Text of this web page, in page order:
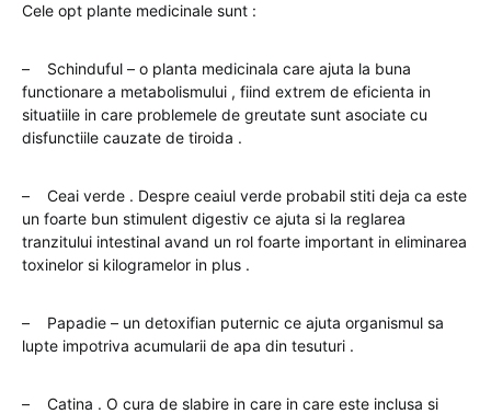
Cele opt plante medicinale sunt :
– Schinduful – o planta medicinala care ajuta la buna
functionare a metabolismului , fiind extrem de eficienta in
situatiile in care problemele de greutate sunt asociate cu
disfunctiile cauzate de tiroida .
– Ceai verde . Despre ceaiul verde probabil stiti deja ca este
un foarte bun stimulent digestiv ce ajuta si la reglarea
tranzitului intestinal avand un rol foarte important in eliminarea
toxinelor si kilogramelor in plus .
– Papadie – un detoxifian puternic ce ajuta organismul sa
lupte impotriva acumularii de apa din tesuturi .
– Catina . O cura de slabire in care in care este inclusa si